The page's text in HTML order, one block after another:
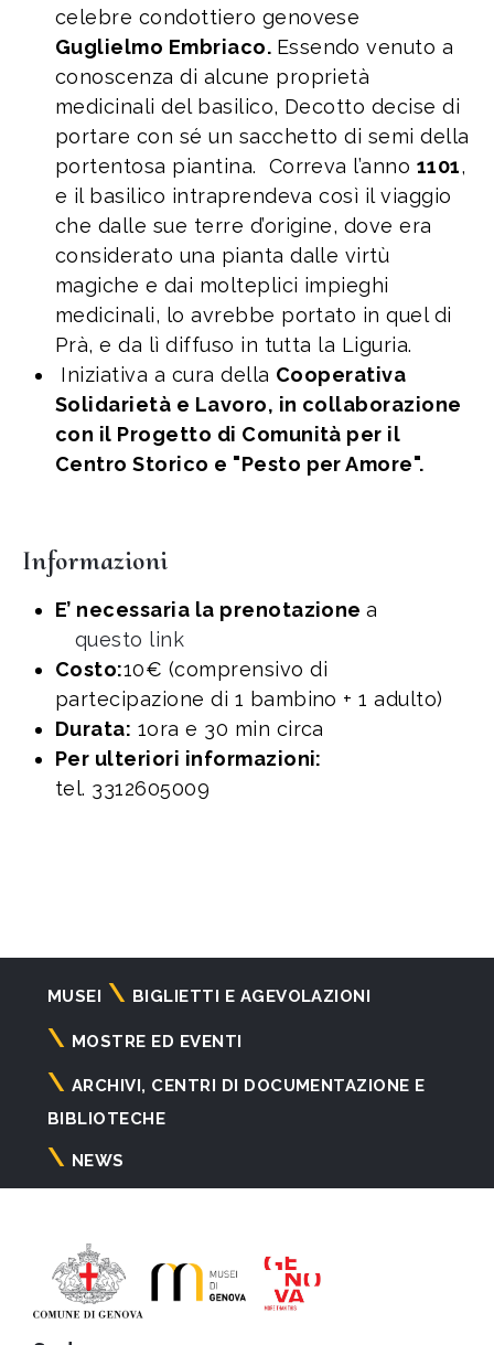
celebre condottiero genovese
Guglielmo Embriaco. Essendo venuto a
conoscenza di alcune proprietà
medicinali del basilico, Decotto decise di
portare con sé un sacchetto di semi della
portentosa piantina. Correva l’anno 1101,
e il basilico intraprendeva così il viaggio
che dalle sue terre d’origine, dove era
considerato una pianta dalle virtù
magiche e dai molteplici impieghi
medicinali, lo avrebbe portato in quel di
Prà, e da lì diffuso in tutta la Liguria.
Iniziativa a cura della Cooperativa
Solidarietà e Lavoro, in collaborazione
con il Progetto di Comunità per il
Centro Storico e "Pesto per Amore".
Informazioni
E’ necessaria la prenotazionea
questo link
Costo:10€ (comprensivo di
partecipazione di 1 bambino + 1 adulto)
Durata: 1ora e 30 min circa
Per ulteriori informazioni:
tel. 3312605009
Navigazione
principale
MUSEI BIGLIETTI E AGEVOLAZIONI
MOSTRE ED EVENTI
ARCHIVI, CENTRI DI DOCUMENTAZIONE E
BIBLIOTECHE
NEWS